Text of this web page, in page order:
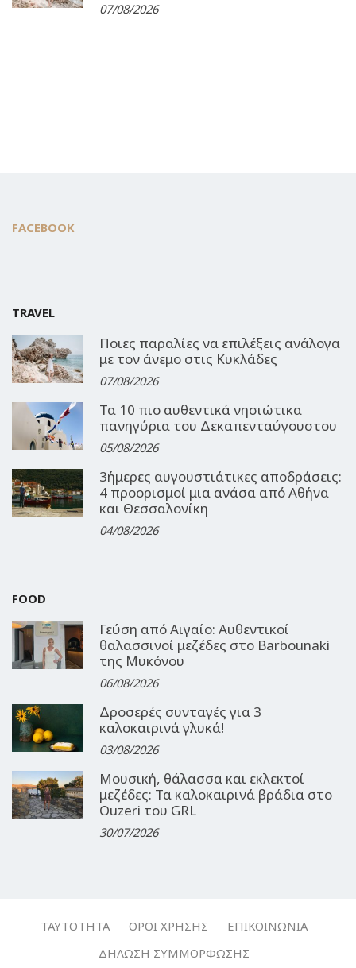
07/08/2026
FACEBOOK
TRAVEL
Ποιες παραλίες να επιλέξεις ανάλογα
με τον άνεμο στις Κυκλάδες
07/08/2026
Τα 10 πιο αυθεντικά νησιώτικα
πανηγύρια του Δεκαπενταύγουστου
05/08/2026
3ήμερες αυγουστιάτικες αποδράσεις:
4 προορισμοί μια ανάσα από Αθήνα
και Θεσσαλονίκη
04/08/2026
FOOD
Γεύση από Αιγαίο: Αυθεντικοί
θαλασσινοί μεζέδες στο Barbounaki
της Μυκόνου
06/08/2026
Δροσερές συνταγές για 3
καλοκαιρινά γλυκά!
03/08/2026
Μουσική, θάλασσα και εκλεκτοί
μεζέδες: Τα καλοκαιρινά βράδια στο
Ouzeri του GRL
30/07/2026
ΤΑΥΤΌΤΗΤΑ ΌΡΟΙ ΧΡΉΣΗΣ
ΕΠΙΚΟΙΝΩΝΊΑ
ΔΉΛΩΣΗ ΣΥΜΜΌΡΦΩΣΗΣ